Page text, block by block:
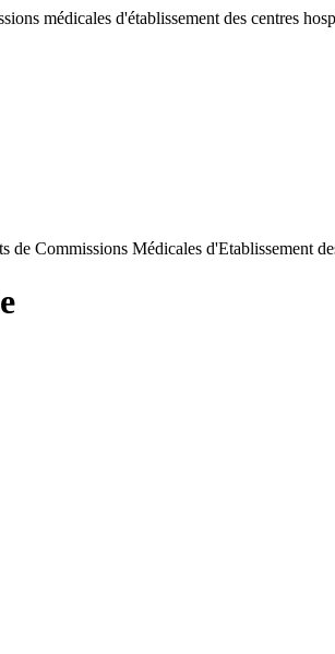
médicales d'établissement des centres
de Commissions Médicales d'Etablissement